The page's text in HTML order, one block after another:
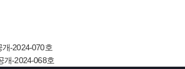
-2024-070호
개-2024-068호